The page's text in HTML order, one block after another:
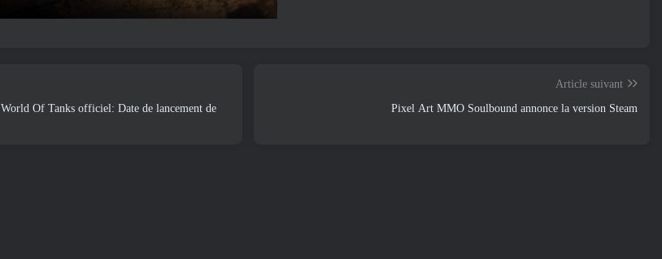
Of Tanks officiel: Date de lancement de
Article suivant
Pixel Art MMO Soulbound annonce la version Steam